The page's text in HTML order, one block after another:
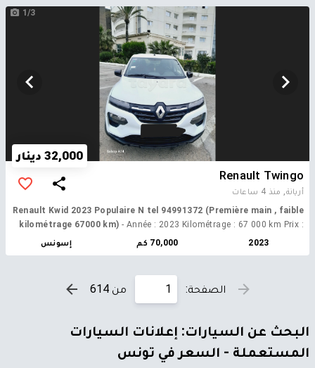
ykalamni
1/3
32,000 دينار
Renault Twingo
أريانة, منذ 4 ساعات
Renault Kwid 2023 Populaire N tel 94991372 (Première main , faible
kilométrage 67000 km) - Année : 2023 Kilométrage : 67 000 km Prix :
32000DT État : Voiture propre Contact : 94 991 372
2023 70,000 كم إسونس
الصفحة: من 614
البحث عن السيارات: إعلانات السيارات
المستعملة - السعر في تونس